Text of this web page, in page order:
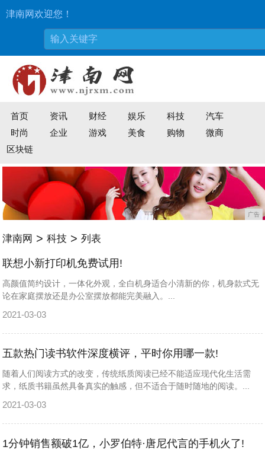
津南网欢迎您！
首页 资讯 财经 娱乐 科技
汽车
时尚
企业 游戏 美食 购物
微商
区块链
广告
津南网 > 科技 > 列表
联想小新打印机免费试用!
高颜值简约设计，一体化外观，全白机身适合小清新的你，机身款式无
论在家庭摆放还是办公室摆放都能完美融入。...
2021-03-03
五款热门读书软件深度横评，平时你用哪一款!
随着人们阅读方式的改变，传统纸质阅读已经不能适应现代化生活需
求，纸质书籍虽然具备真实的触感，但不适合于随时随地的阅读。...
2021-03-03
1分钟销售额破1亿，小罗伯特·唐尼代言的手机火了!